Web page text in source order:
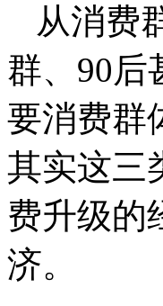
从消费
群、 90后
要消费群
其实这三
费升级的
济。